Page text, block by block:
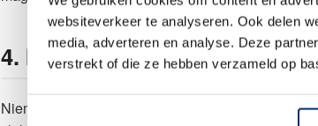
websiteverkeer te analyseren. Ook delen
media, adverteren en analyse. Deze
verstrekt of die ze hebben verzameld op
4. Is het servies kras- en
Niemand wil servies dat snel beschadigt of